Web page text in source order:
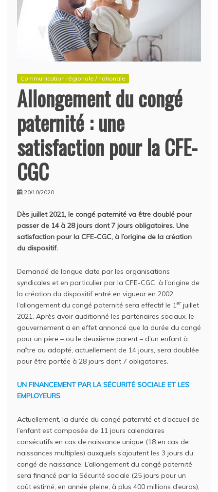
Communication régionale / nationale
Allongement du congé
paternité : une
satisfaction pour la CFE-
CGC
20/10/2020
Dès juillet 2021, le congé paternité va être doublé pour
passer de 14 à 28 jours dont 7 jours obligatoires. Une
satisfaction pour la CFE-CGC, à l’origine de la création
du dispositif.
Demandé de longue date par les organisations
syndicales et en particulier par la CFE-CGC, à l’origine de
la création du dispositif entré en vigueur en 2002,
l’allongement du congé paternité sera effectif le 1er juillet
2021. Après avoir auditionné les partenaires sociaux, le
gouvernement a en effet annoncé que la durée du congé
pour un père – ou le deuxième parent – d’un enfant à
naître ou adopté, actuellement de 14 jours, sera doublée
pour être portée à 28 jours dont 7 obligatoires.
UN FINANCEMENT PAR LA SÉCURITÉ SOCIALE ET LES
EMPLOYEURS
Actuellement, la durée du congé paternité et d’accueil de
l’enfant est composée de 11 jours calendaires
consécutifs en cas de naissance unique (18 en cas de
naissances multiples) auxquels s’ajoutent les 3 jours du
congé de naissance. L’allongement du congé paternité
sera financé par la Sécurité sociale (25 jours pour un
coût estimé, en année pleine, à plus 400 millions d’euros),